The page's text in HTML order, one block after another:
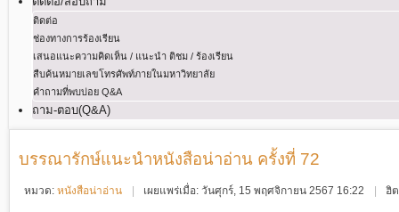
ติดต่อ
ช่องทางการร้องเรียน
เสนอแนะความคิดเห็น / แนะนำ ติชม / ร้องเรียน
สืบค้นหมายเลขโทรศัพท์ภายในมหาวิทยาลัย
คำถามที่พบบ่อย Q&A
ถาม-ตอบ(Q&A)
บรรณารักษ์แนะนำหนังสือน่าอ่าน ครั้งที่ 72
หมวด: หนังสือน่าอ่าน เผยแพร่เมื่อ: วันศุกร์, 15 พฤศจิกายน 2567 16:22 ฮิ